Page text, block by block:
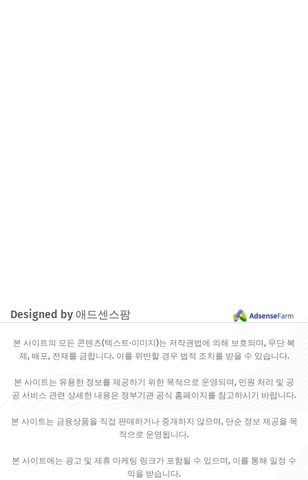
Designed by 애드센스팜
본 사이트의 모든 콘텐츠(텍스트·이미지)는 저작권법에 의해 보호되며, 무단 복
제, 배포, 전재를 금합니다. 이를 위반할 경우 법적 조치를 받을 수 있습니다.
본 사이트는 유용한 정보를 제공하기 위한 목적으로 운영되며, 민원 처리 및 공
공 서비스 관련 상세한 내용은 정부기관 공식 홈페이지를 참고하시기 바랍니다.
본 사이트는 금융상품을 직접 판매하거나 중개하지 않으며, 단순 정보 제공을 목
적으로 운영됩니다.
본 사이트에는 광고 및 제휴 마케팅 링크가 포함될 수 있으며, 이를 통해 일정 수
익을 받습니다.